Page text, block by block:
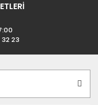
23